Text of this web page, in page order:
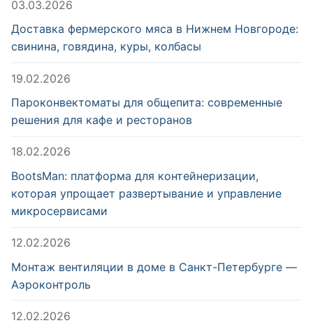
03.03.2026
Доставка фермерского мяса в Нижнем Новгороде:
свинина, говядина, куры, колбасы
19.02.2026
Пароконвектоматы для общепита: современные
решения для кафе и ресторанов
18.02.2026
BootsMan: платформа для контейнеризации,
которая упрощает развертывание и управление
микросервисами
12.02.2026
Монтаж вентиляции в доме в Санкт-Петербурге —
Аэроконтроль
12.02.2026